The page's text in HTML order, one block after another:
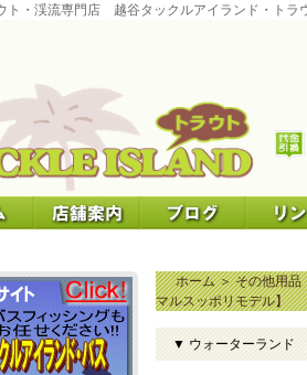
ト・渓流専門店 越谷タックルアイランド・トラ
ホーム＞その他用品
マルスッポリモデル】
▼ ウォーターランド